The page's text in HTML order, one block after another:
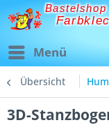
Bastelshop
Menü
Übersicht
3D-